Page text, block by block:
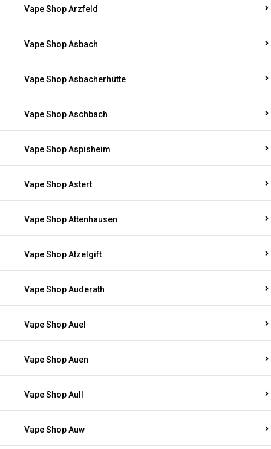
Vape Shop Arzfeld
Vape Shop Asbach
Vape Shop Asbacherhütte
Vape Shop Aschbach
Vape Shop Aspisheim
Vape Shop Astert
Vape Shop Attenhausen
Vape Shop Atzelgift
Vape Shop Auderath
Vape Shop Auel
Vape Shop Auen
Vape Shop Aull
Vape Shop Auw